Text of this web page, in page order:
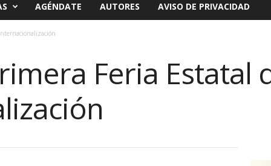
AGÉNDATE AUTORES AVISO DE PRIVACIDAD
Feria Estatal